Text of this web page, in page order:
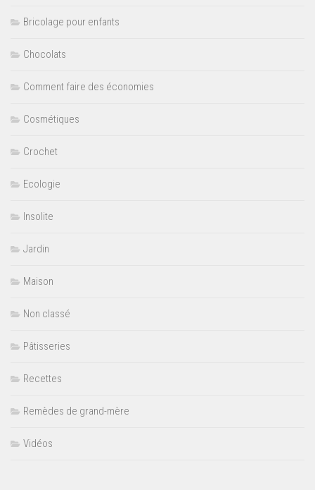
Bricolage pour enfants
Chocolats
Comment faire des économies
Cosmétiques
Crochet
Ecologie
Insolite
Jardin
Maison
Non classé
Pâtisseries
Recettes
Remèdes de grand-mère
Vidéos